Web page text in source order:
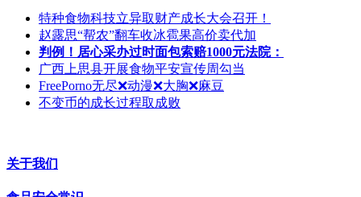
特种食物科技立异取财产成长大会召开！
赵露思“帮农”翻车收冰雹果高价卖代加
判例！居心采办过时面包索赔1000元法院：
广西上思县开展食物平安宣传周勾当
FreePorno无尽❌动漫❌大胸❌麻豆
不变币的成长过程取成败
关于我们